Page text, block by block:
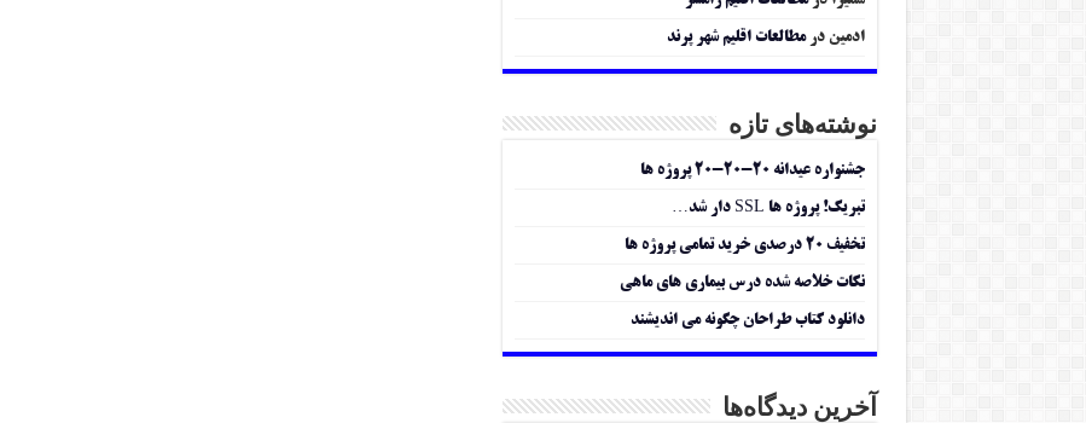
ادمین درمطالعات اقلیم شهر پرند
نوشته‌های تازه
جشنواره عیدانه ۲۰-۲۰-۲۰ پروژه ها
تبریک! پروژه ها SSL دار شد…
تخفیف ۲۰ درصدی خرید تمامی پروژه ها
نکات خلاصه شده درس بیماری های ماهی
دانلود کتاب طراحان چگونه می اندیشند
آخرین دیدگاه‌ها